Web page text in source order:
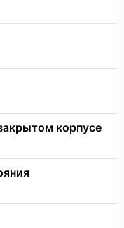
корпусе